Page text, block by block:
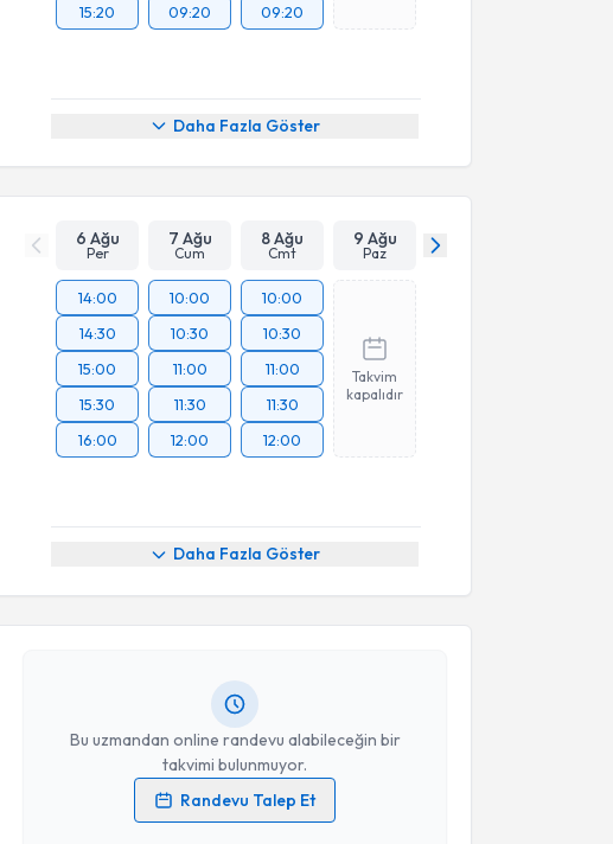
15:20
09:20
09:20
Daha Fazla Göster
6 Ağu
Per
7 Ağu
Cum
8 Ağu
Cmt
9 Ağu
Paz
14:00
14:30
15:00
15:30
16:00
10:00
10:30
11:00
11:30
12:00
10:00
10:30
11:00
11:30
12:00
Takvim
kapalıdır
Daha Fazla Göster
Bu uzmandan online randevu alabileceğin bir
takvimi bulunmuyor.
Randevu Talep Et
Randevu Takvimi Talebi
Kişisel verilerimin işlenmesine ilişkinAydınlatma Metni
Randevu Takvimi Talebi